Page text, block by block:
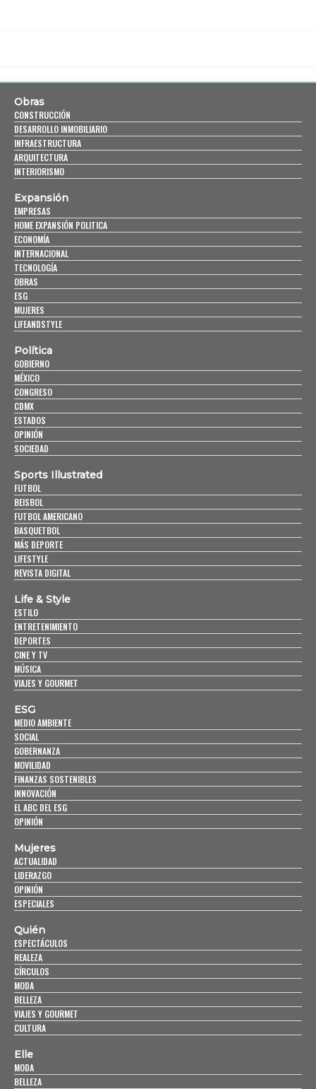
Obras
CONSTRUCCIÓN
DESARROLLO INMOBILIARIO
INFRAESTRUCTURA
ARQUITECTURA
INTERIORISMO
Expansión
EMPRESAS
HOME EXPANSIÓN POLITICA
ECONOMÍA
INTERNACIONAL
TECNOLOGÍA
OBRAS
ESG
MUJERES
LIFEANDSTYLE
Política
GOBIERNO
MÉXICO
CONGRESO
CDMX
ESTADOS
OPINIÓN
SOCIEDAD
Sports Illustrated
FUTBOL
BEISBOL
FUTBOL AMERICANO
BASQUETBOL
MÁS DEPORTE
LIFESTYLE
REVISTA DIGITAL
Life & Style
ESTILO
ENTRETENIMIENTO
DEPORTES
CINE Y TV
MÚSICA
VIAJES Y GOURMET
ESG
MEDIO AMBIENTE
SOCIAL
GOBERNANZA
MOVILIDAD
FINANZAS SOSTENIBLES
INNOVACIÓN
EL ABC DEL ESG
OPINIÓN
Mujeres
ACTUALIDAD
LIDERAZGO
OPINIÓN
ESPECIALES
Quién
ESPECTÁCULOS
REALEZA
CÍRCULOS
MODA
BELLEZA
VIAJES Y GOURMET
CULTURA
Elle
MODA
BELLEZA